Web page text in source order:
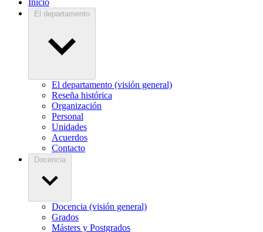
Inicio
El departamento
El departamento (visión general)
Reseña histórica
Organización
Personal
Unidades
Acuerdos
Contacto
Docencia
Docencia (visión general)
Grados
Másters y Postgrados